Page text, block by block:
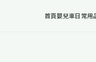
首頁嬰兒車日常用